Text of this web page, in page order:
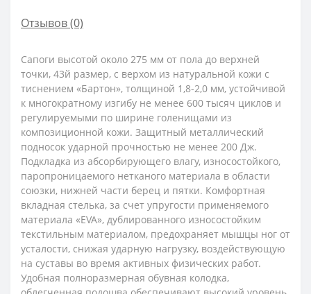
Отзывов (0)
Сапоги высотой около 275 мм от пола до верхней
точки, 43й размер, с верхом из натуральной кожи с
тиснением «Бартон», толщиной 1,8-2,0 мм, устойчивой
к многократному изгибу не менее 600 тысяч циклов и
регулируемыми по ширине голенищами из
композиционной кожи. Защитный металлический
подносок ударной прочностью не менее 200 Дж.
Подкладка из абсорбирующего влагу, износостойкого,
паропроницаемого нетканого материала в области
союзки, нижней части берец и пятки. Комфортная
вкладная стелька, за счет упругости применяемого
материала «EVA», дублированного износостойким
текстильным материалом, предохраняет мышцы ног от
усталости, снижая ударную нагрузку, воздействующую
на суставы во время активных физических работ.
Удобная полноразмерная обувная колодка,